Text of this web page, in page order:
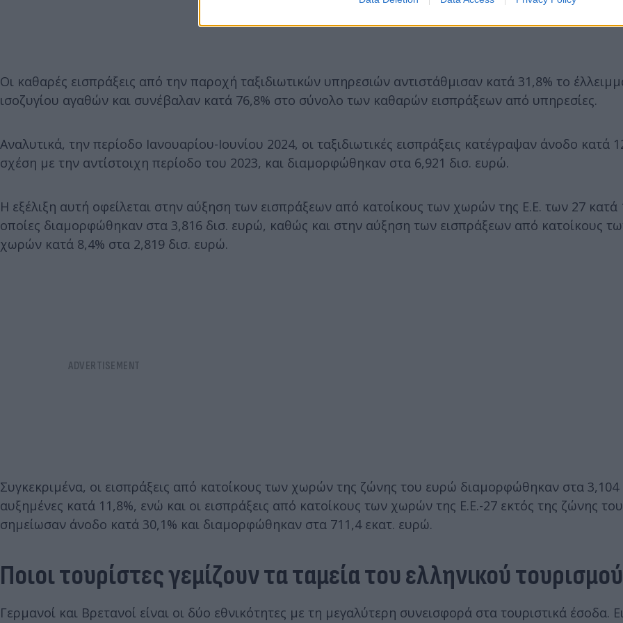
Οι καθαρές εισπράξεις από την παροχή ταξιδιωτικών υπηρεσιών αντιστάθμισαν κατά 31,8% το
ισοζυγίου αγαθών και συνέβαλαν κατά 76,8% στο σύνολο των καθαρών εισπράξεων από υπηρεσίες.
Αναλυτικά, την περίοδο Ιανουαρίου-Ιουνίου 2024, οι ταξιδιωτικές εισπράξεις κατέγραψαν άνοδο κατά
σχέση με την αντίστοιχη περίοδο του 2023, και διαμορφώθηκαν στα 6,921 δισ. ευρώ.
Η εξέλιξη αυτή οφείλεται στην αύξηση των εισπράξεων από κατοίκους των χωρών της Ε.Ε. των 27 κατά
οποίες διαμορφώθηκαν στα 3,816 δισ. ευρώ, καθώς και στην αύξηση των εισπράξεων από κατοίκους
χωρών κατά 8,4% στα 2,819 δισ. ευρώ.
Συγκεκριμένα, οι εισπράξεις από κατοίκους των χωρών της ζώνης του ευρώ διαμορφώθηκαν στα 3,104
αυξημένες κατά 11,8%, ενώ και οι εισπράξεις από κατοίκους των χωρών της Ε.Ε.-27 εκτός της ζώνης
σημείωσαν άνοδο κατά 30,1% και διαμορφώθηκαν στα 711,4 εκατ. ευρώ.
Ποιοι τουρίστες γεμίζουν τα ταμεία του ελληνικού τουρισμού
Γερμανοί και Βρετανοί είναι οι δύο εθνικότητες με τη μεγαλύτερη συνεισφορά στα τουριστικά έσοδα.